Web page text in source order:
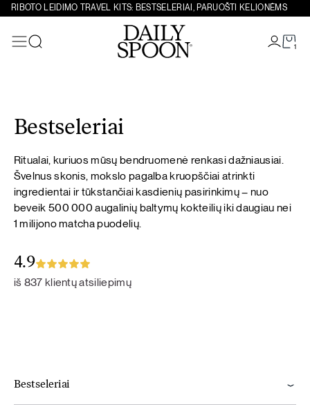
RIBOTO LEIDIMO TRAVEL KITS: BESTSELERIAI, PARUOŠTI KELIONĖMS
1
Bestseleriai
Ritualai, kuriuos mūsų bendruomenė renkasi dažniausiai.
Švelnus skonis, mokslo pagalba kruopščiai atrinkti
ingredientai ir tūkstančiai kasdienių pasirinkimų – nuo
beveik 500 000 augalinių baltymų kokteilių iki daugiau nei
1 milijono matcha puodelių.
4.9
iš 837 klientų atsiliepimų
Bestseleriai